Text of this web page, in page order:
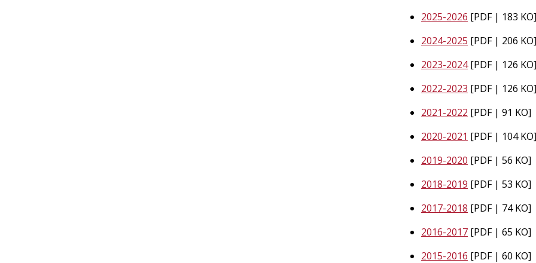
2025-2026 [PDF | 183 KO]
2024-2025 [PDF | 206 KO]
2023-2024[PDF | 126 KO]
2022-2023 [PDF | 126 KO]
2021-2022 [PDF | 91 KO]
2020-2021 [PDF | 104 KO]
2019-2020 [PDF | 56 KO]
2018-2019 [PDF | 53 KO]
2017-2018 [PDF | 74 KO]
2016-2017 [PDF | 65 KO]
2015-2016 [PDF | 60 KO]